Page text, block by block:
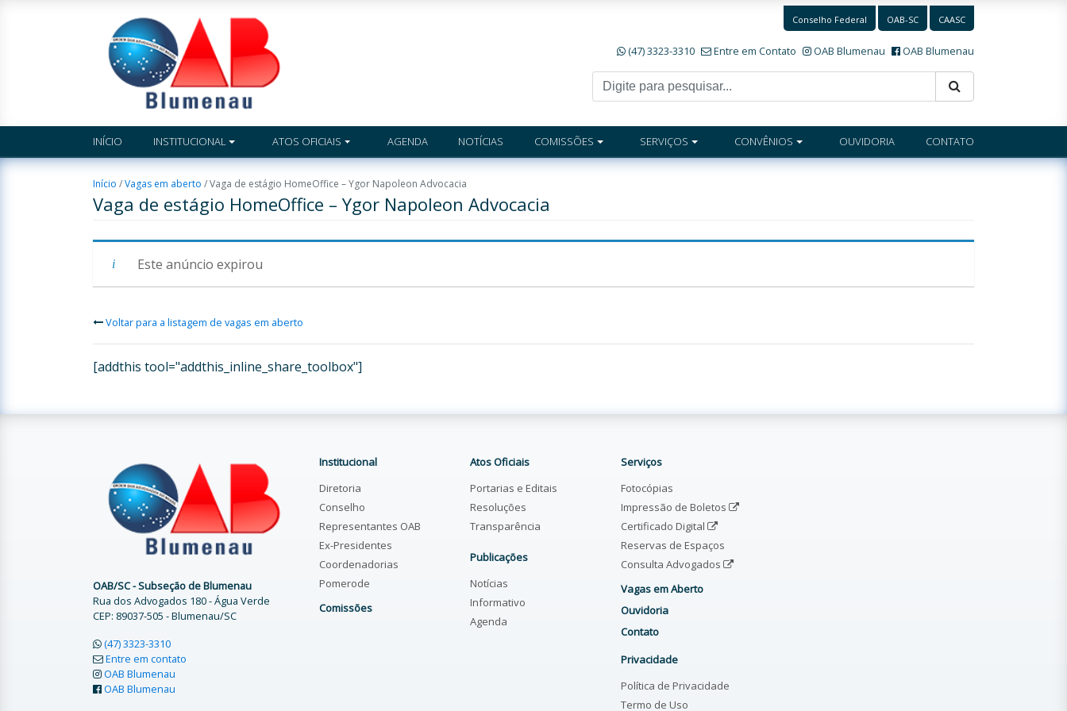
Conselho Federal OAB-SC CAASC
(47) 3323-3310 Entre em Contato OAB Blumenau OAB Blumenau
INÍCIO INSTITUCIONAL ATOS OFICIAIS AGENDA NOTÍCIAS COMISSÕES SERVIÇOS CONVÊNIOS OUVIDORIA CONTATO
Início /Vagas em aberto /Vaga de estágio HomeOffice – Ygor Napoleon Advocacia
Vaga de estágio HomeOffice – Ygor Napoleon Advocacia
Este anúncio expirou
Voltar para a listagem de vagas em aberto
[addthis tool="addthis_inline_share_toolbox"]
OAB/SC - Subseção de Blumenau
Rua dos Advogados 180 - Água Verde
CEP: 89037-505 - Blumenau/SC
(47) 3323-3310
Entre em contato
OAB Blumenau
OAB Blumenau
Institucional
Diretoria
Conselho
Representantes OAB
Ex-Presidentes
Coordenadorias
Pomerode
Comissões
Atos Oficiais
Portarias e Editais
Resoluções
Transparência
Publicações
Notícias
Informativo
Agenda
Serviços
Fotocópias
Impressão de Boletos
Certificado Digital
Reservas de Espaços
Consulta Advogados
Vagas em Aberto
Ouvidoria
Contato
Privacidade
Política de Privacidade
Termo de Uso